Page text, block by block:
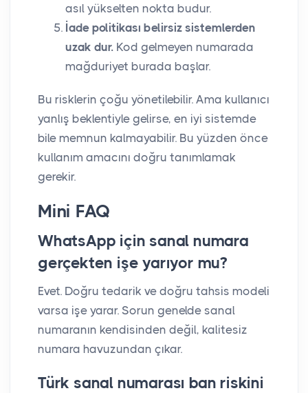
asıl yükselten nokta budur.
İade politikası belirsiz sistemlerden
uzak dur. Kod gelmeyen numarada
mağduriyet burada başlar.
Bu risklerin çoğu yönetilebilir. Ama kullanıcı
yanlış beklentiyle gelirse, en iyi sistemde
bile memnun kalmayabilir. Bu yüzden önce
kullanım amacını doğru tanımlamak
gerekir.
Mini FAQ
WhatsApp için sanal numara
gerçekten işe yarıyor mu?
Evet. Doğru tedarik ve doğru tahsis modeli
varsa işe yarar. Sorun genelde sanal
numaranın kendisinden değil, kalitesiz
numara havuzundan çıkar.
Türk sanal numarası ban riskini